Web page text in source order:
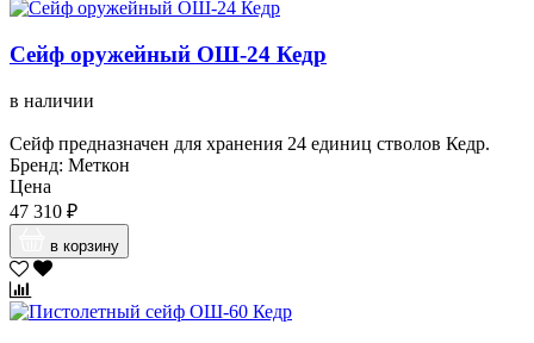
Сейф оружейный ОШ-24 Кедр
в наличии
Сейф предназначен для хранения 24 единиц стволов Кедр.
Бренд: Меткон
Цена
47 310 ₽
в корзину